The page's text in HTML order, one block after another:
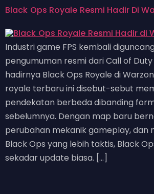
Black Ops Royale Resmi Hadir Di
Industri game FPS kembali
pengumuman resmi dari Call of
hadirnya Black Ops Royale di
royale terbaru ini disebut-sebut
pendekatan berbeda dibanding
sebelumnya. Dengan map baru
perubahan mekanik gameplay, dan
Black Ops yang lebih taktis, Black
sekadar update biasa. […]